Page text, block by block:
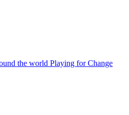
the world Playing for Change